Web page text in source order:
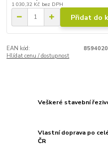
1 030,32 Kč bez DPH
Přidat do
EAN kód:
Hlídat cenu / dostupnost
Veškeré stavební
Vlastní doprava po
ČR